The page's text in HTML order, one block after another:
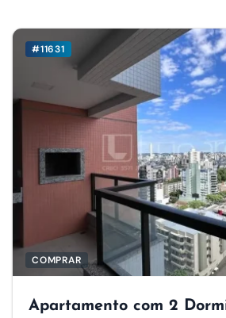
#11631
COMPRAR
Apartamento com 2